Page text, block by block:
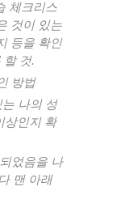
체크리스
것이 있는
등을 확인
할 것.
방법
나의 성
상인지 확
었음을 나
맨 아래